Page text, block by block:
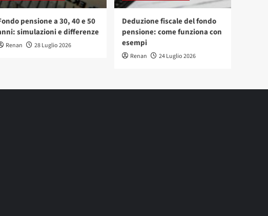
pensione a 30, 40 e 50
simulazioni e differenze
Renan 28 Luglio 2026
Deduzione fiscale del fondo
pensione: come funziona con
esempi
Renan 24 Luglio 2026